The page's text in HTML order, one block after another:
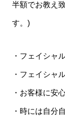
半額でお教え
す。)
・フェイシャ
・フェイシャ
・お客様に安
・時には自分